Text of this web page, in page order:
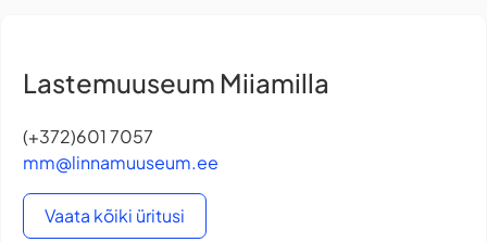
Lastemuuseum Miiamilla
(+372)601 7057
mm@linnamuuseum.ee
Vaata kõiki üritusi